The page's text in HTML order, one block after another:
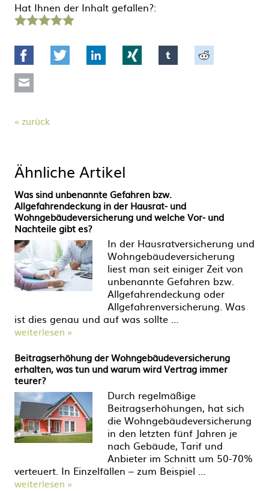
Hat Ihnen der Inhalt gefallen?:
Stern Sterne Sterne Sterne Sterne
Facebook Twitter LinkedIn tumblr
zurück
Ähnliche Artikel
Was sind unbenannte Gefahren bzw.
Allgefahrendeckung in der Hausrat- und
Wohngebäudeversicherung und welche Vor- und
Nachteile gibt es?
In der Hausratversicherung und
Wohngebäudeversicherung
liest man seit einiger Zeit von
unbenannte Gefahren bzw.
Allgefahrendeckung oder
Allgefahrenversicherung. Was
ist dies genau und auf was sollte …
weiterlesen »
Beitragserhöhung der Wohngebäudeversicherung
erhalten, was tun und warum wird Vertrag immer
teurer?
Durch regelmäßige
Beitragserhöhungen, hat sich
die Wohngebäudeversicherung
in den letzten fünf Jahren je
nach Gebäude, Tarif und
Anbieter im Schnitt um 50-70%
verteuert. In Einzelfällen – zum Beispiel …
weiterlesen »